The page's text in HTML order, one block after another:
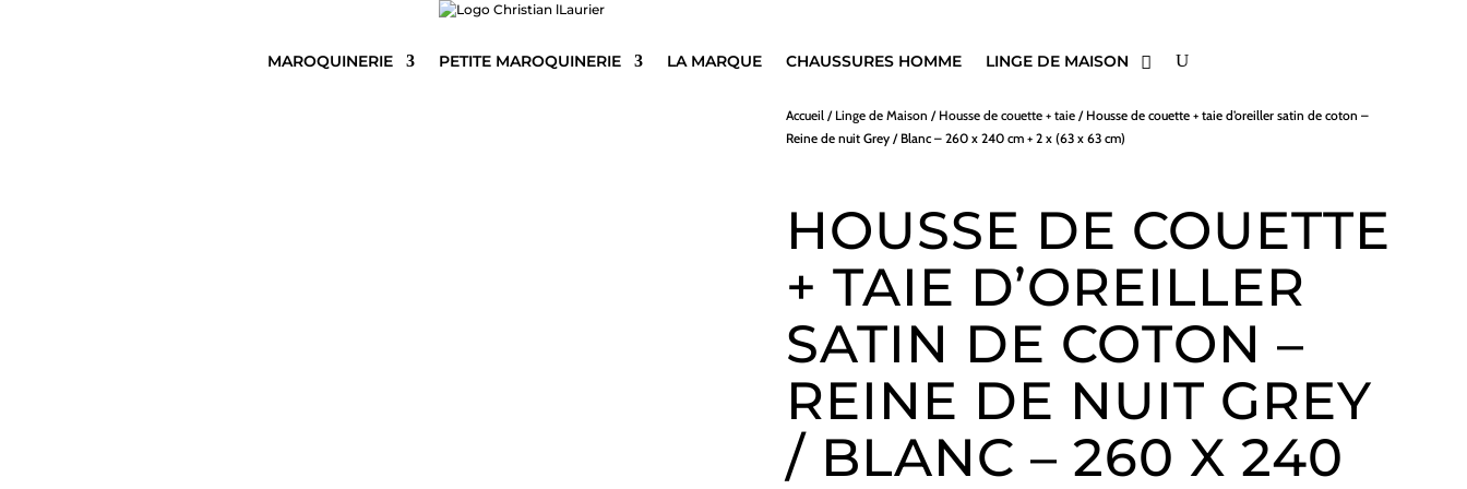
MAROQUINERIE PETITE MAROQUINERIE LA MARQUE CHAUSSURES HOMME LINGE DE MAISON
Accueil / Linge de Maison / Housse de couette + taie / Housse de couette + taie d’oreiller satin de coton –
Reine de nuit Grey / Blanc – 260 x 240 cm + 2 x (63 x 63 cm)
HOUSSE DE COUETTE
+ TAIE D’OREILLER
SATIN DE COTON –
REINE DE NUIT GREY
/ BLANC – 260 X 240